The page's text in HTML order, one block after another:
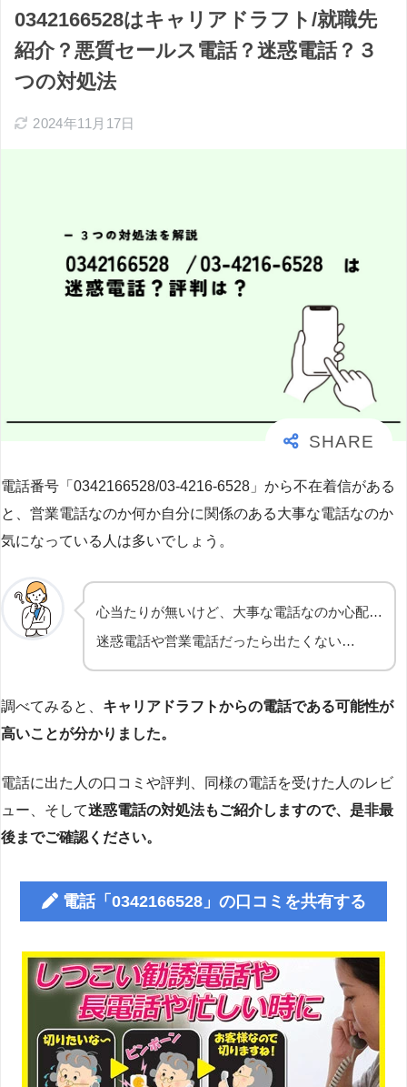
0342166528はキャリアドラフト/就職先
紹介？悪質セールス電話？迷惑電話？３
つの対処法
2024年11月17日
電話番号「0342166528/03-4216-6528」から不在着信がある
と、営業電話なのか何か自分に関係のある大事な電話なのか
気になっている人は多いでしょう。
心当たりが無いけど、大事な電話なのか心配…
迷惑電話や営業電話だったら出たくない…
調べてみると、 キャリアドラフトからの電話である可能性が
高いことが分かりました。
電話に出た人の口コミや評判、同様の電話を受けた人のレビ
ュー、そして迷惑電話の対処法もご紹介しますので、是非最
後までご確認ください。
電話「0342166528」の口コミを共有する